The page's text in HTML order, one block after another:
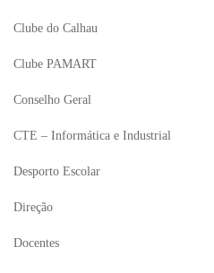
Clube do Calhau
Clube PAMART
Conselho Geral
CTE – Informática e Industrial
Desporto Escolar
Direção
Docentes